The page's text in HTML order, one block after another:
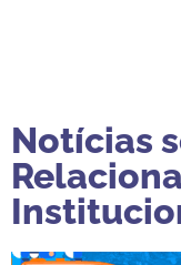
Notícias